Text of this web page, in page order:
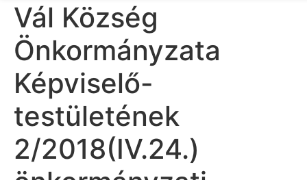
Vál Község
Önkormányzata
Képviselő-
testületének
2/2018(IV.24.)